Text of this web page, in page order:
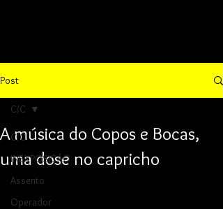
Post
C/C
INEXPOSIÇÃO
Assento
Operador
C/C
A música do Copos e Bocas,
uma dose no capricho